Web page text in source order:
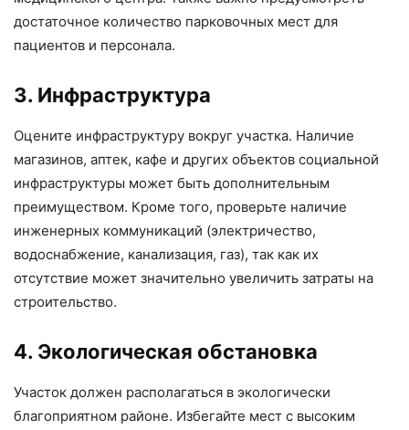
достаточное количество парковочных мест для
пациентов и персонала.
3. Инфраструктура
Оцените инфраструктуру вокруг участка. Наличие
магазинов, аптек, кафе и других объектов социальной
инфраструктуры может быть дополнительным
преимуществом. Кроме того, проверьте наличие
инженерных коммуникаций (электричество,
водоснабжение, канализация, газ), так как их
отсутствие может значительно увеличить затраты на
строительство.
4. Экологическая обстановка
Участок должен располагаться в экологически
благоприятном районе. Избегайте мест с высоким